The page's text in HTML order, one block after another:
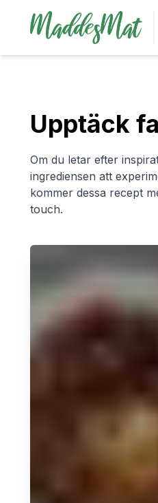
Upptäck
Om du letar efter
ingrediensen att
kommer dessa recept
touch.